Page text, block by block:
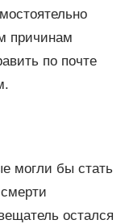
причинам
по почте
могли бы стать
остался